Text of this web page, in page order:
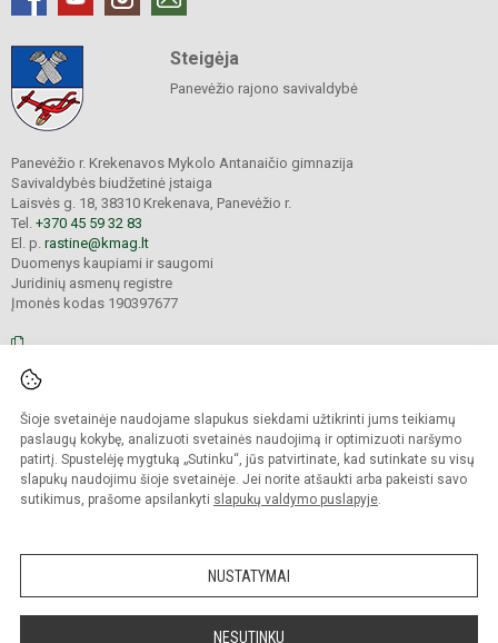
Šioje svetainėje naudojame slapukus siekdami užtikrinti jums teikiamų
paslaugų kokybę, analizuoti svetainės naudojimą ir optimizuoti naršymo
patirtį. Spustelėję mygtuką „Sutinku“, jūs patvirtinate, kad sutinkate su visų
slapukų naudojimu šioje svetainėje. Jei norite atšaukti arba pakeisti savo
sutikimus, prašome apsilankyti slapukų valdymo puslapyje.
NUSTATYMAI
NESUTINKU
Steigėja
Panevėžio rajono savivaldybė
Panevėžio r. Krekenavos Mykolo Antanaičio gimnazija
Savivaldybės biudžetinė įstaiga
Laisvės g. 18, 38310 Krekenava, Panevėžio r.
Tel. +370 45 59 32 83
El. p. rastine@kmag.lt
Duomenys kaupiami ir saugomi
Juridinių asmenų registre
Įmonės kodas 190397677
saugomos.
Kopijuoti turinį be raštiško gimnazijos sutikimo griežtai draudžiama.
Prieinamumo paraiška Slapukų valdymas
Sumanus būdas atnaujinti